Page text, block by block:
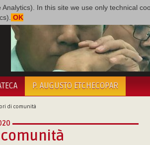
In this site we use only technical
OK
P. AUGUSTO ETCHECOPAR
di comunità